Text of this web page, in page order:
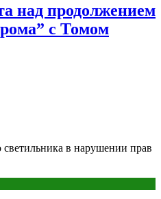
над продолжением
с Томом
в нарушении прав